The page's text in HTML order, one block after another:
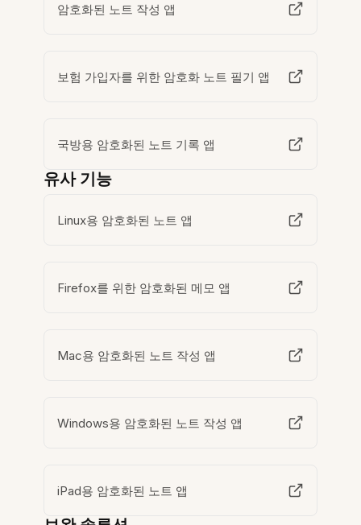
암호화된 노트 작성 앱
보험 가입자를 위한 암호화 노트 필기 앱
국방용 암호화된 노트 기록 앱
유사 기능
Linux용 암호화된 노트 앱
Firefox를 위한 암호화된 메모 앱
Mac용 암호화된 노트 작성 앱
Windows용 암호화된 노트 작성 앱
iPad용 암호화된 노트 앱